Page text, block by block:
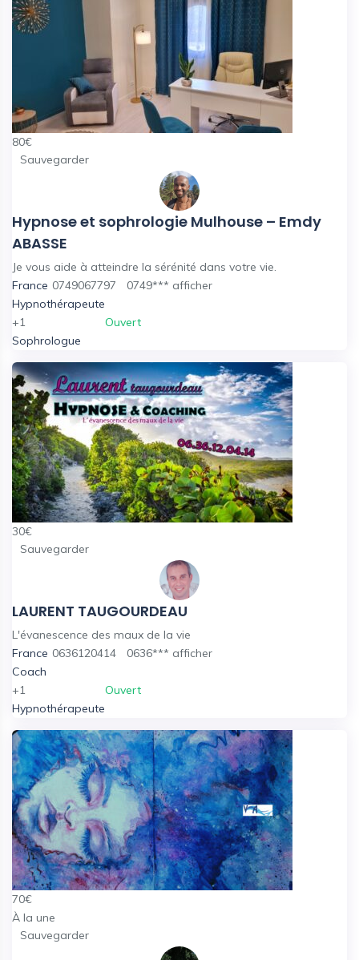
80€
Sauvegarder
Hypnose et sophrologie Mulhouse – Emdy
ABASSE
Je vous aide à atteindre la sérénité dans votre vie.
France 0749067797 0749*** afficher
Hypnothérapeute
+1
Sophrologue
Ouvert
30€
Sauvegarder
LAURENT TAUGOURDEAU
L'évanescence des maux de la vie
France 0636120414 0636*** afficher
Coach
+1
Hypnothérapeute
Ouvert
70€
À la une
Sauvegarder